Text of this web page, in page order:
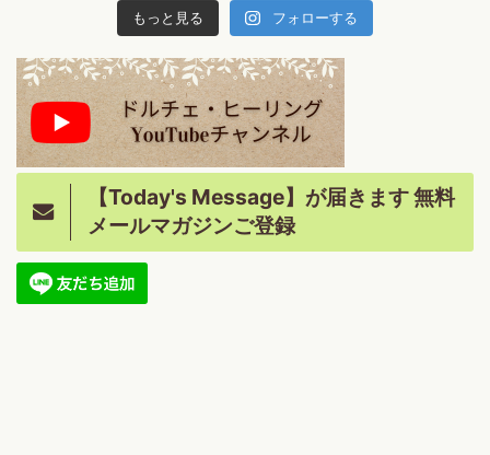
もっと見る フォローする
【Today's Message】が届きます 無料
メールマガジンご登録